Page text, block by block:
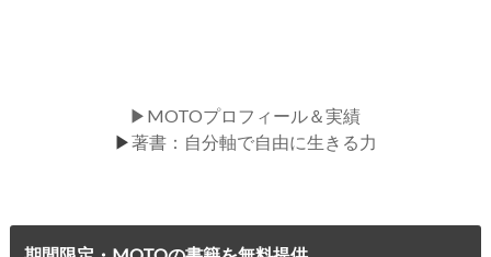
▶MOTOプロフィール＆実績
▶著書：自分軸で自由に生きる力